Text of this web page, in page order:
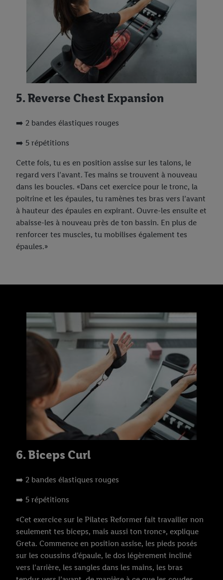
5. Reverse Chest Expansion
➡️ 2 bandes élastiques rouges
➡️ 5 répétitions
Cette fois, tu es en position assise sur les talons, le
regard vers l’avant. Tes mains se trouvent à nouveau
dans les boucles. «Dans cet exercice pour le tronc, la
poitrine et les épaules, tu ramènes tes bras vers l’avant
à hauteur des épaules en expirant. Ouvre-les ensuite et
abaisse-les à nouveau près de ton bassin. En plus de
renforcer tes muscles, tu mobilises également tes
épaules.»
6. Biceps Curl
➡️ 2 bandes élastiques rouges
➡️ 5 répétitions
«Cet exercice sur le Pilates Reformer fait travailler non
seulement tes biceps, mais aussi ton tronc», explique
Greta. Commence en position assise, les pieds posés
sur les coussins d’épaule, le dos légèrement incliné
vers l’arrière, les sangles dans les mains, les bras